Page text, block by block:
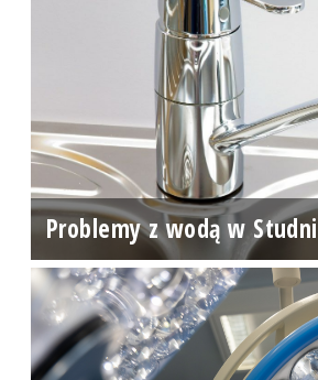
Problemy z wodą w